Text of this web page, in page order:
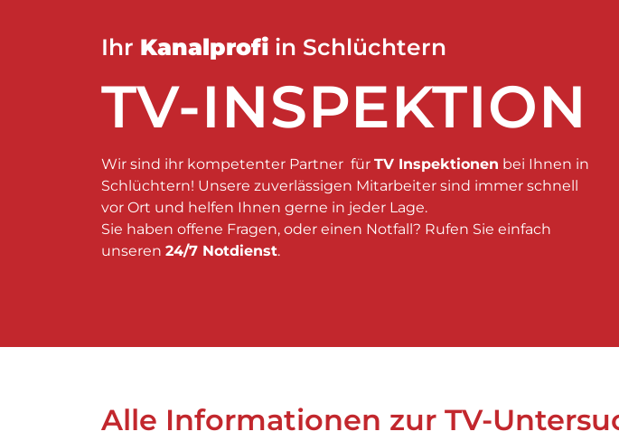
Ihr Kanalprofi in Schlüchtern
TV-INSPEKTION
Wir sind ihr kompetenter Partner für TV Inspektionen bei Ihnen in
Schlüchtern! Unsere zuverlässigen Mitarbeiter sind immer schnell
vor Ort und helfen Ihnen gerne in jeder Lage.
Sie haben offene Fragen, oder einen Notfall? Rufen Sie einfach
unseren 24/7 Notdienst.
Alle Informationen zur TV-